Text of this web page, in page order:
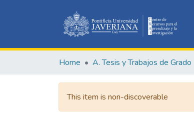
Home A. Tesis y Trabajos de Grado
This item is non-discoverable